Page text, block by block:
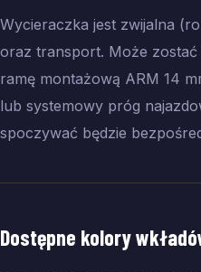
Wycieraczka jest zwijalna
oraz transport. Może
ramę montażową ARM 14
lub systemowy próg
spoczywać będzie
Dostępne kolory